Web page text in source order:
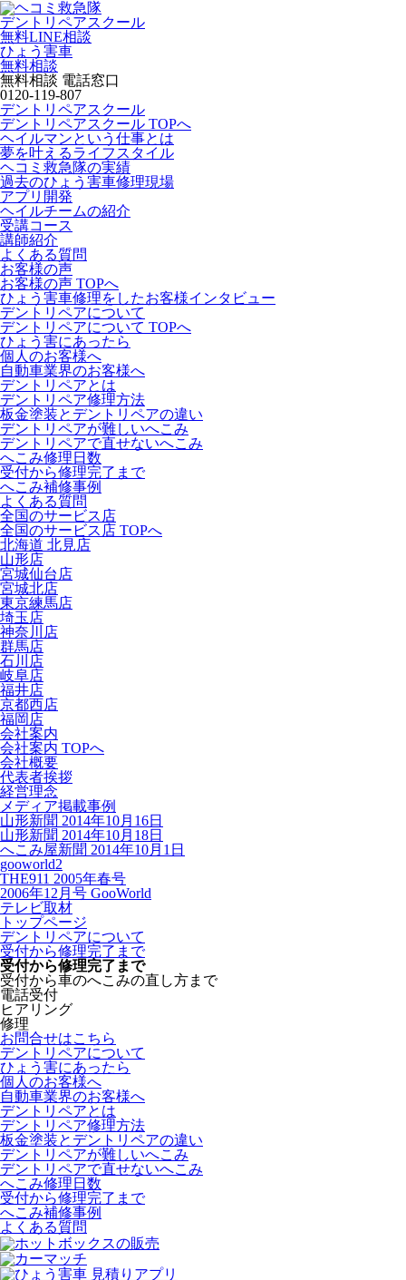
デントリペアスクール
無料LINE相談
ひょう害車
無料相談
無料相談 電話窓口
0120-119-807
デントリペアスクール
デントリペアスクール TOPへ
ヘイルマンという仕事とは
夢を叶えるライフスタイル
ヘコミ救急隊の実績
過去のひょう害車修理現場
アプリ開発
ヘイルチームの紹介
受講コース
講師紹介
よくある質問
お客様の声
お客様の声 TOPへ
ひょう害車修理をしたお客様インタビュー
デントリペアについて
デントリペアについて TOPへ
ひょう害にあったら
個人のお客様へ
自動車業界のお客様へ
デントリペアとは
デントリペア修理方法
板金塗装とデントリペアの違い
デントリペアが難しいへこみ
デントリペアで直せないへこみ
へこみ修理日数
受付から修理完了まで
へこみ補修事例
よくある質問
全国のサービス店
全国のサービス店 TOPへ
北海道 北見店
山形店
宮城仙台店
宮城北店
東京練馬店
埼玉店
神奈川店
群馬店
石川店
岐阜店
福井店
京都西店
福岡店
会社案内
会社案内 TOPへ
会社概要
代表者挨拶
経営理念
メディア掲載事例
山形新聞 2014年10月16日
山形新聞 2014年10月18日
へこみ屋新聞 2014年10月1日
gooworld2
THE911 2005年春号
2006年12月号 GooWorld
テレビ取材
トップページ
デントリペアについて
受付から修理完了まで
受付から修理完了まで
受付から車のへこみの直し方まで
電話受付
ヒアリング
修理
お問合せはこちら
デントリペアについて
ひょう害にあったら
個人のお客様へ
自動車業界のお客様へ
デントリペアとは
デントリペア修理方法
板金塗装とデントリペアの違い
デントリペアが難しいへこみ
デントリペアで直せないへこみ
へこみ修理日数
受付から修理完了まで
へこみ補修事例
よくある質問